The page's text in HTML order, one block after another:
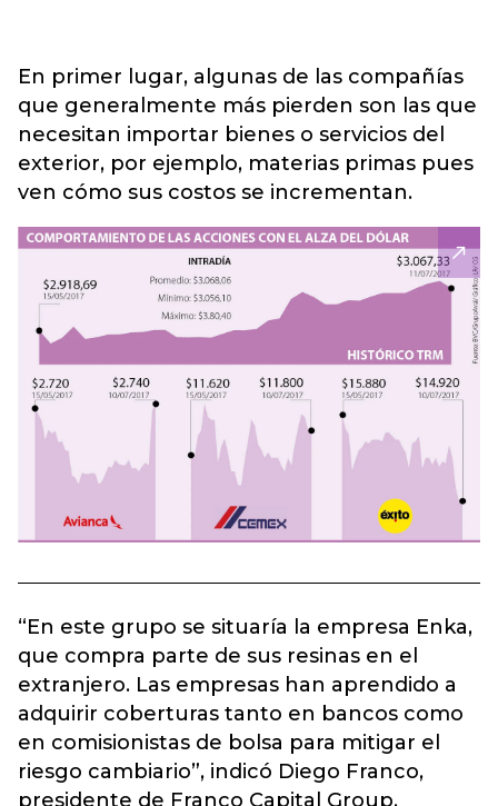
En primer lugar, algunas de las compañías
que generalmente más pierden son las que
necesitan importar bienes o servicios del
exterior, por ejemplo, materias primas pues
ven cómo sus costos se incrementan.
“En este grupo se situaría la empresa Enka,
que compra parte de sus resinas en el
extranjero. Las empresas han aprendido a
adquirir coberturas tanto en bancos como
en comisionistas de bolsa para mitigar el
riesgo cambiario”, indicó Diego Franco,
presidente de Franco Capital Group.